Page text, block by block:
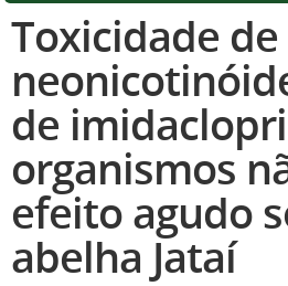
Toxicidade
de
organismos
efeito agudo
abelha Jataí